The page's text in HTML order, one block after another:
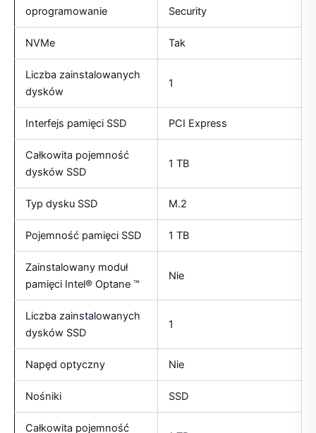
oprogramowanie
Security
NVMe Tak
Liczba zainstalowanych
dysków
1
Interfejs pamięci SSD PCI Express
Całkowita pojemność
dysków SSD
1 TB
Typ dysku SSD M.2
Pojemność pamięci SSD 1 TB
Zainstalowany moduł
pamięci Intel® Optane ™
Nie
Liczba zainstalowanych
dysków SSD
1
Napęd optyczny Nie
Nośniki SSD
Całkowita pojemność